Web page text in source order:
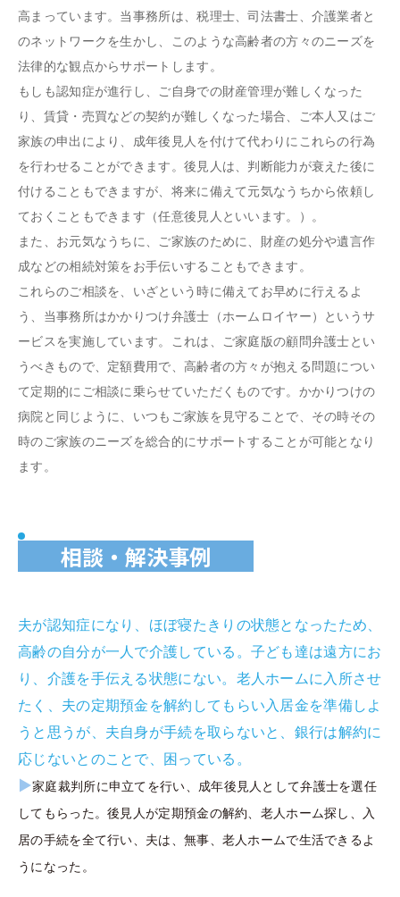
高まっています。当事務所は、税理士、司法書士、介護業者と
のネットワークを生かし、このような高齢者の方々のニーズを
法律的な観点からサポートします。
もしも認知症が進行し、ご自身での財産管理が難しくなった
り、賃貸・売買などの契約が難しくなった場合、ご本人又はご
家族の申出により、成年後見人を付けて代わりにこれらの行為
を行わせることができます。後見人は、判断能力が衰えた後に
付けることもできますが、将来に備えて元気なうちから依頼し
ておくこともできます（任意後見人といいます。）。
また、お元気なうちに、ご家族のために、財産の処分や遺言作
成などの相続対策をお手伝いすることもできます。
これらのご相談を、いざという時に備えてお早めに行えるよ
う、当事務所はかかりつけ弁護士（ホームロイヤー）というサ
ービスを実施しています。これは、ご家庭版の顧問弁護士とい
うべきもので、定額費用で、高齢者の方々が抱える問題につい
て定期的にご相談に乗らせていただくものです。かかりつけの
病院と同じように、いつもご家族を見守ることで、その時その
時のご家族のニーズを総合的にサポートすることが可能となり
ます。
相談・解決事例
夫が認知症になり、ほぼ寝たきりの状態となったため、
高齢の自分が一人で介護している。子ども達は遠方にお
り、介護を手伝える状態にない。老人ホームに入所させ
たく、夫の定期預金を解約してもらい入居金を準備しよ
うと思うが、夫自身が手続を取らないと、銀行は解約に
応じないとのことで、困っている。
▶家庭裁判所に申立てを行い、成年後見人として弁護士を選任
してもらった。後見人が定期預金の解約、老人ホーム探し、入
居の手続を全て行い、夫は、無事、老人ホームで生活できるよ
うになった。